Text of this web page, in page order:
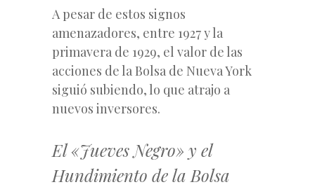
A pesar de estos signos
amenazadores, entre 1927 y la
primavera de 1929, el valor de las
acciones de la Bolsa de Nueva York
siguió subiendo, lo que atrajo a
nuevos inversores.
El «Jueves Negro» y el
Hundimiento de la Bolsa